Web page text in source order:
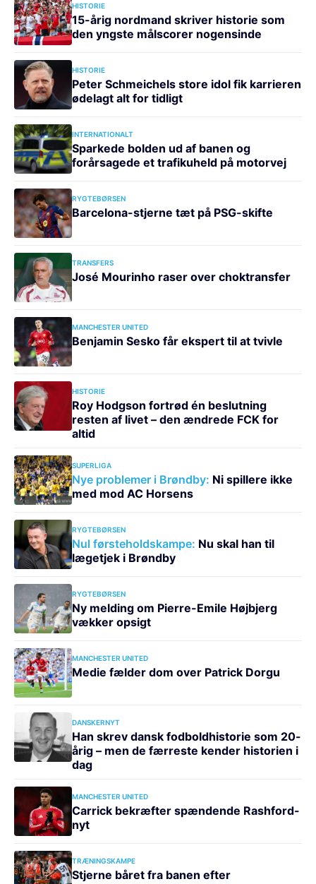
HISTORIE
15-årig nordmand skriver historie som
den yngste målscorer nogensinde
HISTORIE
Peter Schmeichels store idol fik karrieren
ødelagt alt for tidligt
INTERNATIONALT
Sparkede bolden ud af banen og
forårsagede et trafikuheld på motorvej
RYGTEBØRSEN
Barcelona-stjerne tæt på PSG-skifte
TRANSFERS
José Mourinho raser over choktransfer
MANCHESTER UNITED
Benjamin Sesko får ekspert til at tvivle
HISTORIE
Roy Hodgson fortrød én beslutning
resten af livet – den ændrede FCK for
altid
SUPERLIGA
Nye problemer i Brøndby: Ni spillere ikke
med mod AC Horsens
RYGTEBØRSEN
Nul førsteholdskampe: Nu skal han til
lægetjek i Brøndby
RYGTEBØRSEN
Ny melding om Pierre-Emile Højbjerg
vækker opsigt
MANCHESTER UNITED
Medie fælder dom over Patrick Dorgu
DANSKERNYT
Han skrev dansk fodboldhistorie som 20-
årig – men de færreste kender historien i
dag
MANCHESTER UNITED
Carrick bekræfter spændende Rashford-
nyt
TRÆNINGSKAMPE
Stjerne båret fra banen efter